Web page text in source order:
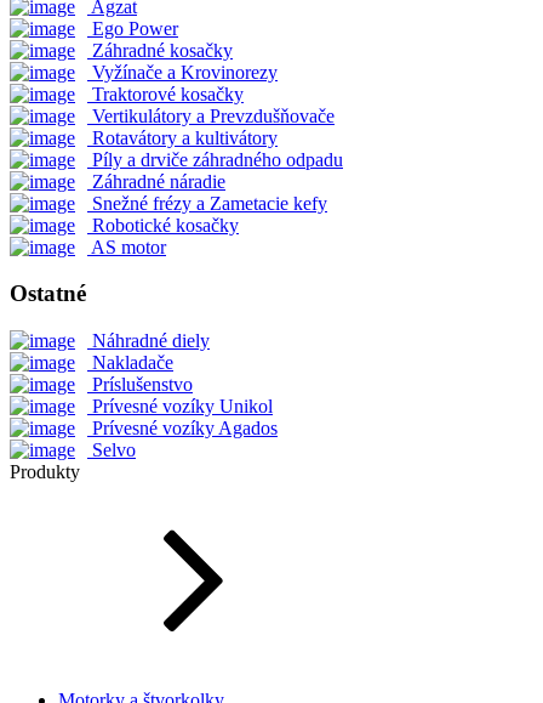
Agzat
Ego Power
Záhradné kosačky
Vyžínače a Krovinorezy
Traktorové kosačky
Vertikulátory a Prevzdušňovače
Rotavátory a kultivátory
Píly a drviče záhradného odpadu
Záhradné náradie
Snežné frézy a Zametacie kefy
Robotické kosačky
AS motor
Ostatné
Náhradné diely
Nakladače
Príslušenstvo
Prívesné vozíky Unikol
Prívesné vozíky Agados
Selvo
Produkty